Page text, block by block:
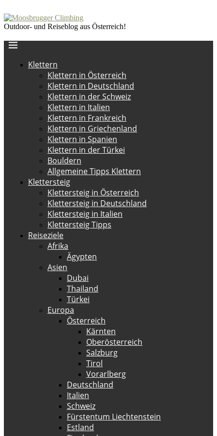
Outdoor- und Reiseblog aus Österreich!
Klettern
Klettern in Österreich
Klettern in Deutschland
Klettern in der Schweiz
Klettern in Italien
Klettern in Frankreich
Klettern in Griechenland
Klettern in Spanien
Klettern in der Türkei
Bouldern
Allgemeine Tipps Klettern
Klettersteig
Klettersteig in Österreich
Klettersteig in Deutschland
Klettersteig in Italien
Klettersteig Tipps
Reiseziele
Afrika
Ägypten
Asien
Dubai
Thailand
Türkei
Europa
Österreich
Kärnten
Oberösterreich
Salzburg
Tirol
Vorarlberg
Deutschland
Italien
Schweiz
Fürstentum Liechtenstein
Estland